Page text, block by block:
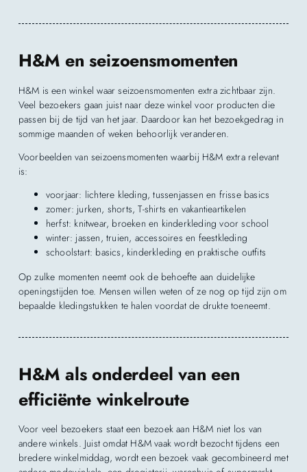
H&M en seizoensmomenten
H&M is een winkel waar seizoensmomenten extra zichtbaar zijn.
Veel bezoekers gaan juist naar deze winkel voor producten die
passen bij de tijd van het jaar. Daardoor kan het bezoekgedrag in
sommige maanden of weken behoorlijk veranderen.
Voorbeelden van seizoensmomenten waarbij H&M extra relevant
is:
voorjaar: lichtere kleding, tussenjassen en frisse basics
zomer: jurken, shorts, T-shirts en vakantieartikelen
herfst: knitwear, broeken en kinderkleding voor school
winter: jassen, truien, accessoires en feestkleding
schoolstart: basics, kinderkleding en praktische outfits
Op zulke momenten neemt ook de behoefte aan duidelijke
openingstijden toe. Mensen willen weten of ze nog op tijd zijn om
bepaalde kledingstukken te halen voordat de drukte toeneemt.
H&M als onderdeel van een
efficiënte winkelroute
Voor veel bezoekers staat een bezoek aan H&M niet los van
andere winkels. Juist omdat H&M vaak wordt bezocht tijdens een
bredere winkelmiddag, wordt een bezoek vaak gecombineerd met